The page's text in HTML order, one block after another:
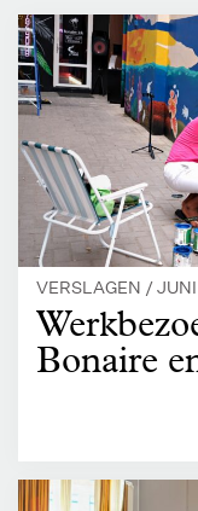
VERSLAGEN /
Bonaire